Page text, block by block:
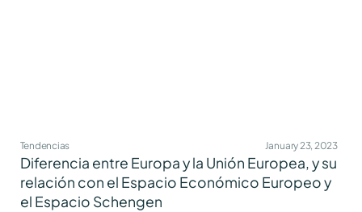
Tendencias January 23, 2023
Diferencia entre Europa y la Unión Europea, y su
relación con el Espacio Económico Europeo y
el Espacio Schengen